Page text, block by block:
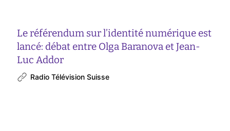
Le référendum sur l’identité numérique est
lancé: débat entre Olga Baranova et Jean-
Luc Addor
Radio Télévision Suisse